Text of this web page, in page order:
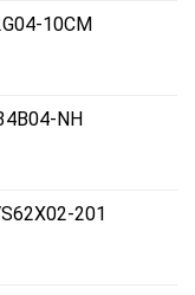
₫.
10CM
NH
₫.
201